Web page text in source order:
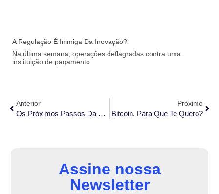
A Regulação É Inimiga Da Inovação?
Na última semana, operações deflagradas contra uma
instituição de pagamento
Anterior
Os Próximos Passos Da Regulação Do Mercado De Ativos Virtuais No Brasil: O Que Esperar Do Banco Central.
Próximo
Bitcoin, Para Que Te Quero?
Assine nossa
Newsletter